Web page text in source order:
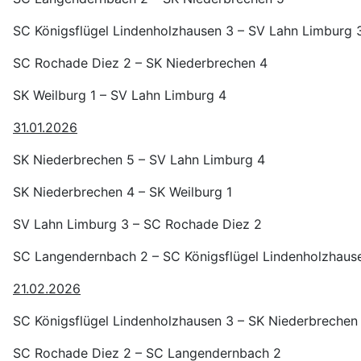
SC Königsflügel Lindenholzhausen 3 – SV Lahn Limburg
SC Rochade Diez 2 – SK Niederbrechen 4
SK Weilburg 1 – SV Lahn Limburg 4
31.01.2026
SK Niederbrechen 5 – SV Lahn Limburg 4
SK Niederbrechen 4 – SK Weilburg 1
SV Lahn Limburg 3 – SC Rochade Diez 2
SC Langendernbach 2 – SC Königsflügel
21.02.2026
SC Königsflügel Lindenholzhausen 3 – SK Niederbrechen
SC Rochade Diez 2 – SC Langendernbach 2